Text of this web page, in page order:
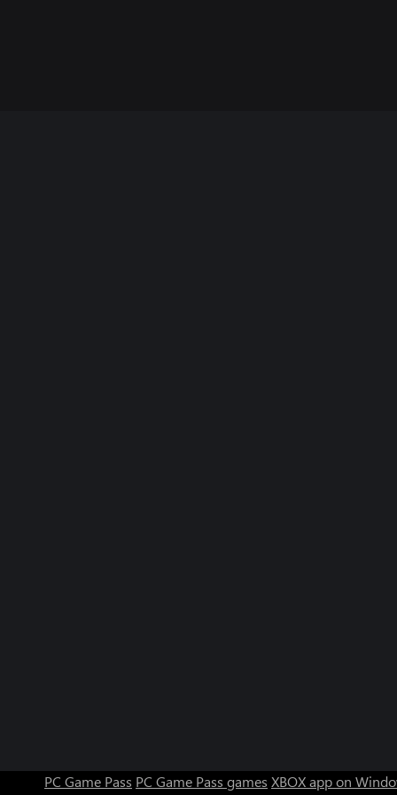
PC Game Pass PC Game Pass games XBOX app on